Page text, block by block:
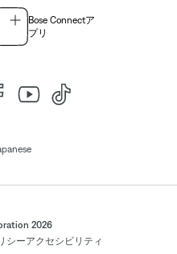
Bose Connectア
プリ
2026
シーアクセシビリティ